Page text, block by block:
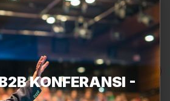
KONFERANSI -
Üreticiler Turkmall Fuarları